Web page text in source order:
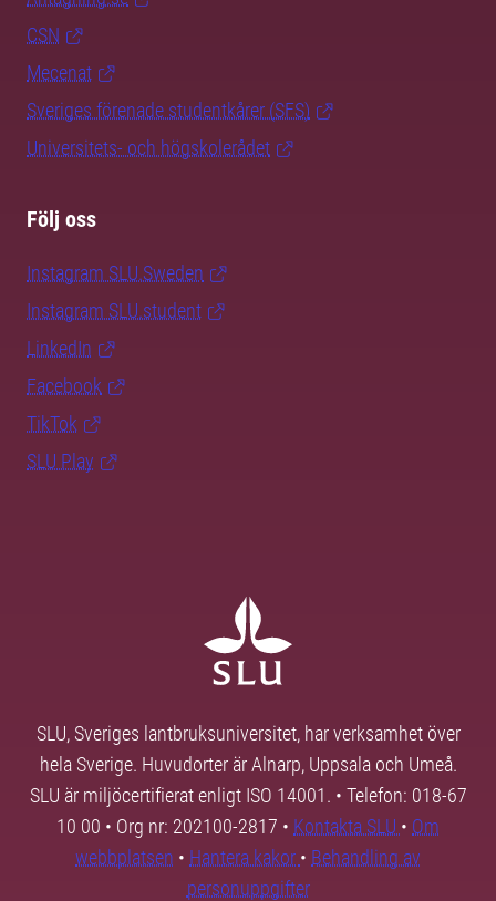
CSN
Mecenat
Sveriges förenade studentkårer (SFS)
Universitets- och högskolerådet
Följ oss
Instagram SLU.Sweden
Instagram SLU.student
LinkedIn
Facebook
TikTok
SLU Play
SLU, Sveriges lantbruksuniversitet, har verksamhet över
hela Sverige. Huvudorter är Alnarp, Uppsala och Umeå.
SLU är miljöcertifierat enligt ISO 14001. • Telefon: 018-67
10 00 • Org nr: 202100-2817 • Kontakta SLU • Om
webbplatsen • Hantera kakor • Behandling av
personuppgifter